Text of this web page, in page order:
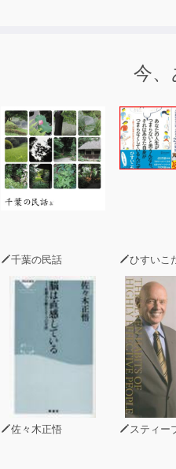
今
千葉の民話 ひすいこ
佐々木正悟 スティーブン・